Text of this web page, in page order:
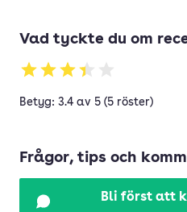
Vad tyckte du om
Betyg: 3.4 av 5 (5 röster)
Frågor, tips och
Bli först att